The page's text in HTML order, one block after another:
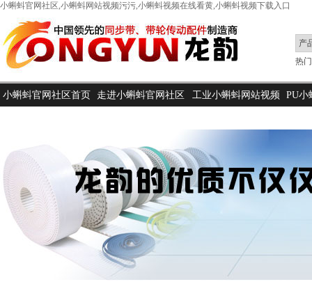
小蝌蚪官网社区,小蝌蚪网站视频污污,小蝌蚪视频在线看黄,小蝌蚪视频下载入口
热门
小蝌蚪官网社区首页 走进小蝌蚪官网社区 工业小蝌蚪网站视频 PU小